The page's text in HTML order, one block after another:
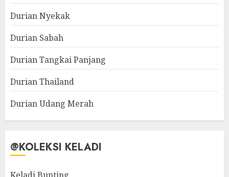
Durian Nyekak
Durian Sabah
Durian Tangkai Panjang
Durian Thailand
Durian Udang Merah
@KOLEKSI KELADI